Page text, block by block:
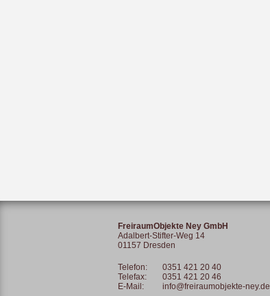
FreiraumObjekte Ney GmbH
Adalbert-Stifter-Weg 14
01157 Dresden
Telefon:
0351 421 20 40
Telefax:
0351 421 20 46
E-Mail:
info@freiraumobjekte-ney.de